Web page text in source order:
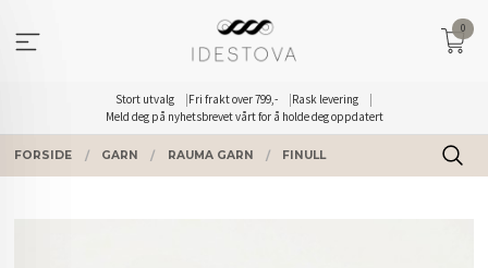
innholdet
Stort utvalg Fri frakt over 799,-
Rask levering
Meld deg på nyhetsbrevet vårt for å holde deg oppdatert
0
FORSIDE GARN RAUMA GARN FINULL